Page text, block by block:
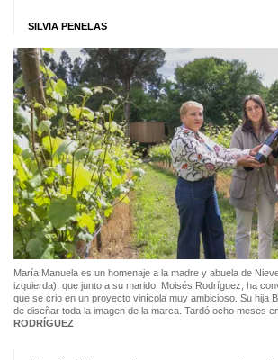
SILVIA PENELAS
María Manuela es un homenaje a la madre y abuela de
izquierda), que junto a su marido, Moisés Rodríguez, ha
que se crio en un proyecto vinícola muy ambicioso. Su hija
de diseñar toda la imagen de la marca. Tardó ocho meses
RODRÍGUEZ